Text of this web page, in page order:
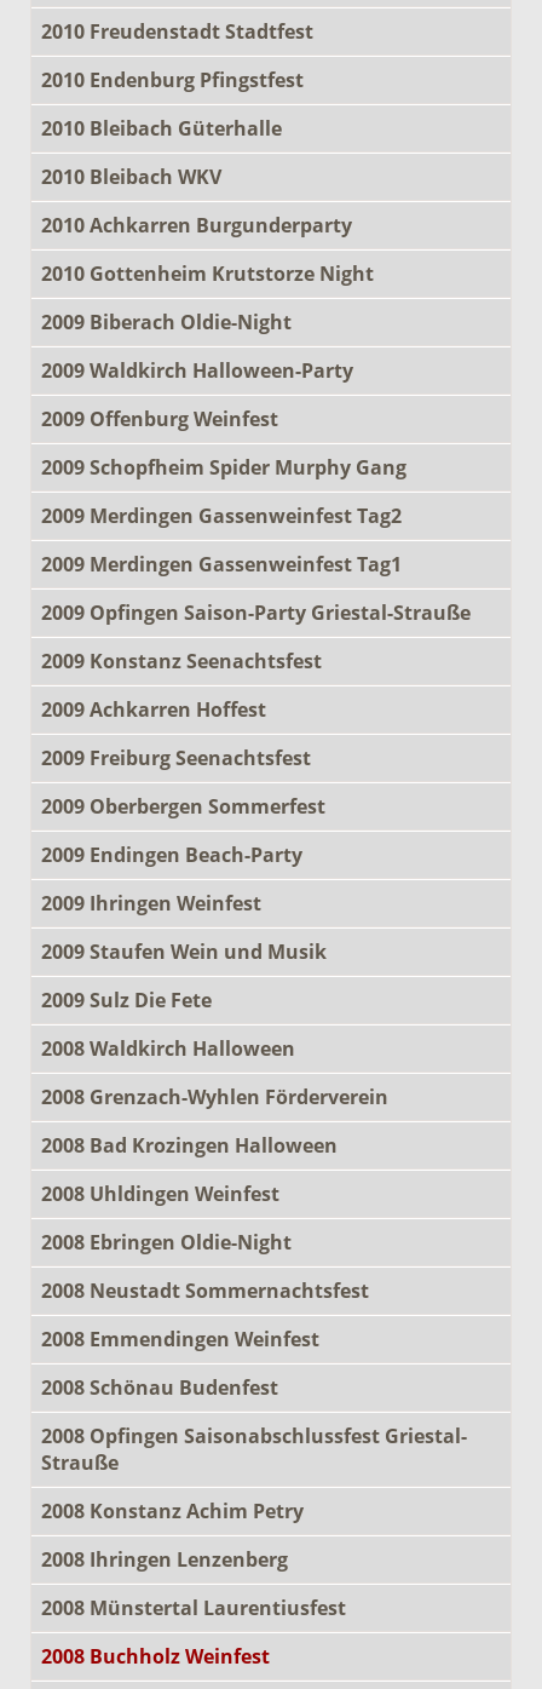
2010 Freudenstadt Stadtfest
2010 Endenburg Pfingstfest
2010 Bleibach Güterhalle
2010 Bleibach WKV
2010 Achkarren Burgunderparty
2010 Gottenheim Krutstorze Night
2009 Biberach Oldie-Night
2009 Waldkirch Halloween-Party
2009 Offenburg Weinfest
2009 Schopfheim Spider Murphy Gang
2009 Merdingen Gassenweinfest Tag2
2009 Merdingen Gassenweinfest Tag1
2009 Opfingen Saison-Party Griestal-Strauße
2009 Konstanz Seenachtsfest
2009 Achkarren Hoffest
2009 Freiburg Seenachtsfest
2009 Oberbergen Sommerfest
2009 Endingen Beach-Party
2009 Ihringen Weinfest
2009 Staufen Wein und Musik
2009 Sulz Die Fete
2008 Waldkirch Halloween
2008 Grenzach-Wyhlen Förderverein
2008 Bad Krozingen Halloween
2008 Uhldingen Weinfest
2008 Ebringen Oldie-Night
2008 Neustadt Sommernachtsfest
2008 Emmendingen Weinfest
2008 Schönau Budenfest
2008 Opfingen Saisonabschlussfest Griestal-
Strauße
2008 Konstanz Achim Petry
2008 Ihringen Lenzenberg
2008 Münstertal Laurentiusfest
2008 Buchholz Weinfest